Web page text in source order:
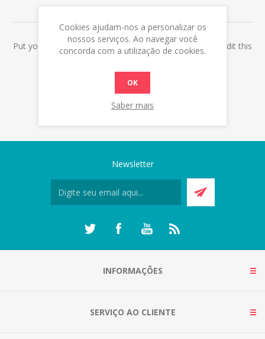
Put your login / registration information here. You can edit this
Newsletter
INFORMAÇÕES
SERVIÇO AO CLIENTE
Cookies ajudam-nos a personalizar os
nossos serviços. Ao navegar você
concorda com a utilização de cookies.
OK
Saber mais